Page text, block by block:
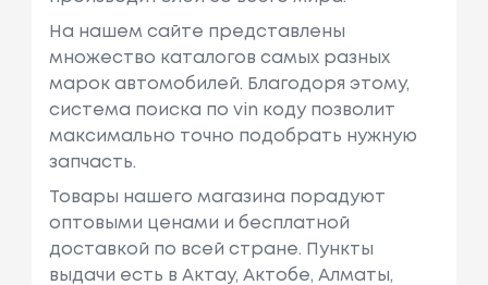
На нашем сайте представлены
множество каталогов самых разных
марок автомобилей. Благодоря этому,
система поиска по vin коду позволит
максимально точно подобрать нужную
запчасть.
Товары нашего магазина порадуют
оптовыми ценами и бесплатной
доставкой по всей стране. Пункты
выдачи есть в Актау, Актобе, Алматы,